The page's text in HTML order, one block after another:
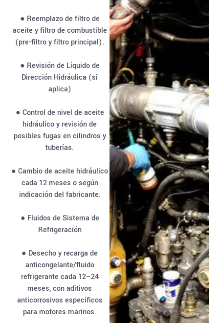
● Reemplazo de filtro de
aceite y filtro de combustible
(pre-filtro y filtro principal).
● Revisión de Líquido de
Dirección Hidráulica (si
aplica)
● Control de nivel de aceite
hidráulico y revisión de
posibles fugas en cilindros y
tuberías.
● Cambio de aceite hidráulico
cada 12 meses o según
indicación del fabricante.
● Fluidos de Sistema de
Refrigeración
● Desecho y recarga de
anticongelante/fluido
refrigerante cada 12–24
meses, con aditivos
anticorrosivos específicos
para motores marinos.